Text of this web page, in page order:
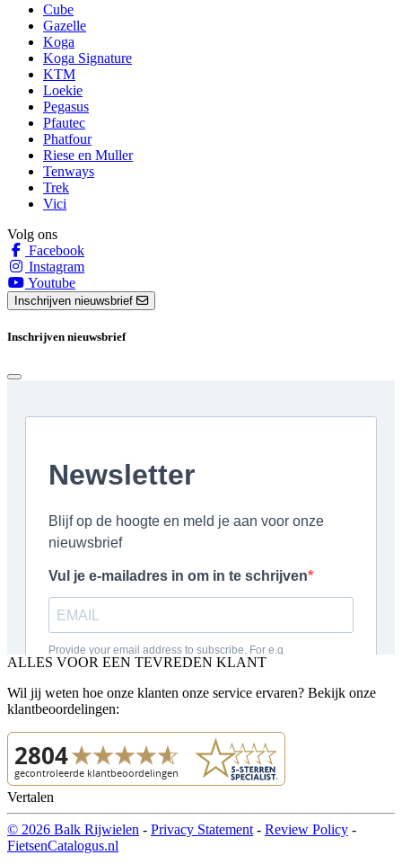
Cube
Gazelle
Koga
Koga Signature
KTM
Loekie
Pegasus
Pfautec
Phatfour
Riese en Muller
Tenways
Trek
Vici
Volg ons
Facebook
Instagram
Youtube
Inschrijven nieuwsbrief
Inschrijven nieuwsbrief
ALLES VOOR EEN TEVREDEN KLANT
Wil jij weten hoe onze klanten onze service ervaren? Bekijk onze
klantbeoordelingen:
Vertalen
© 2026 Balk Rijwielen - Privacy Statement - Review Policy -
FietsenCatalogus.nl